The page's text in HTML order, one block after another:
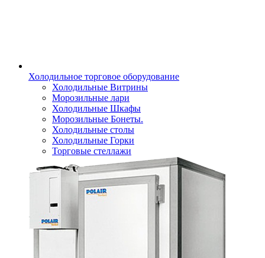
Холодильное торговое оборудование
Холодильные Витрины
Морозильные лари
Холодильные Шкафы
Морозильные Бонеты.
Холодильные столы
Холодильные Горки
Торговые стеллажи